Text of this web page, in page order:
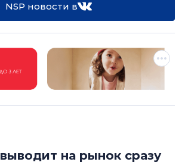
NSP новости в
на рынок сразу